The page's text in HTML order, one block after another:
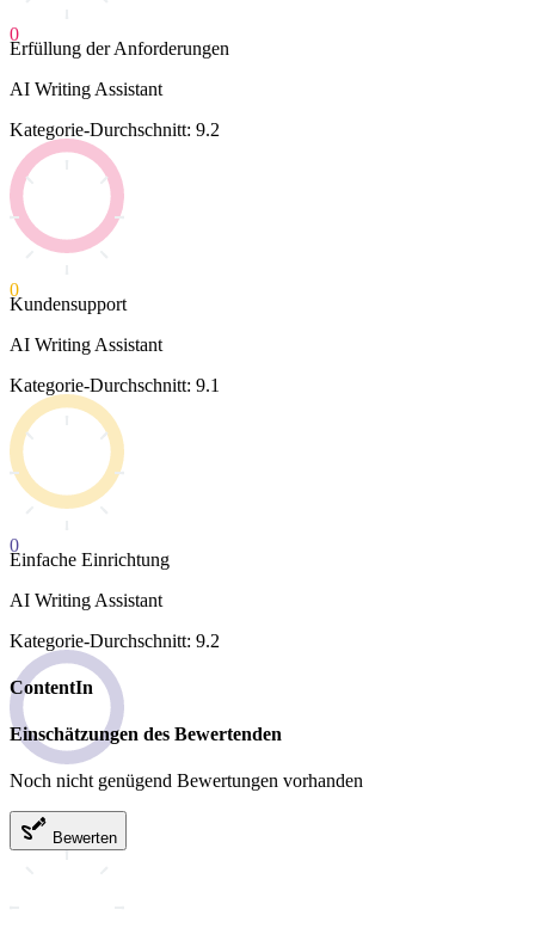
0
Erfüllung der Anforderungen
AI Writing Assistant
Kategorie-Durchschnitt: 9.2
0
Kundensupport
AI Writing Assistant
Kategorie-Durchschnitt: 9.1
0
Einfache Einrichtung
AI Writing Assistant
Kategorie-Durchschnitt: 9.2
ContentIn
Einschätzungen des Bewertenden
Noch nicht genügend Bewertungen vorhanden
Bewerten